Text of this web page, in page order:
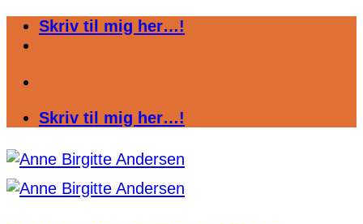
FortsætSkriv til mig her…!
Skriv til mig her…!